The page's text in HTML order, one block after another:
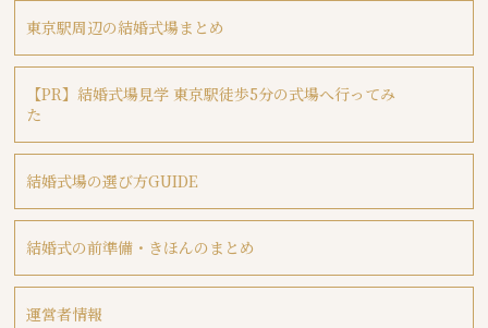
東京駅周辺の結婚式場まとめ
【PR】結婚式場見学 東京駅徒歩5分の式場へ行ってみ
た
結婚式場の選び方GUIDE
結婚式の前準備・きほんのまとめ
運営者情報